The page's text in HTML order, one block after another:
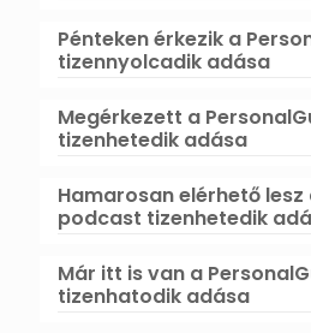
Pénteken érkezik a
tizennyolcadik adása
Megérkezett a
tizenhetedik adása
Hamarosan elérhető lesz
podcast tizenhetedik
Már itt is van a
tizenhatodik adása